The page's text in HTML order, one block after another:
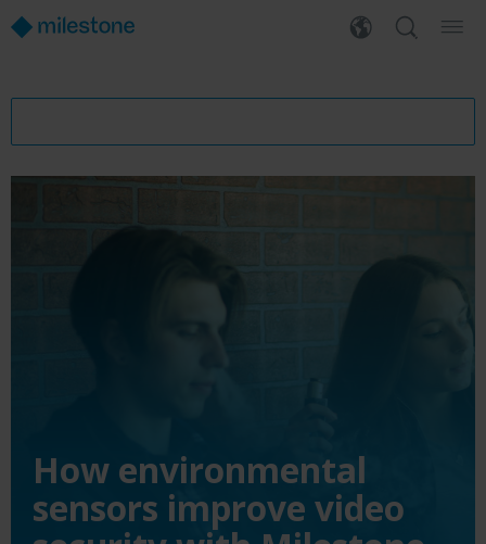
How environmental
sensors improve video